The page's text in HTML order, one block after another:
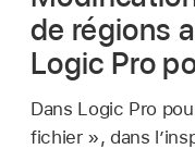
de régions
Logic Pro
Dans Logic Pro
fichier », dans